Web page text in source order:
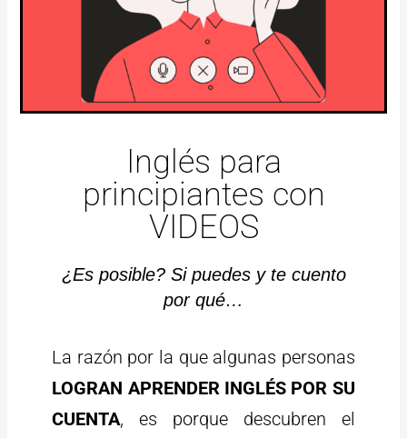
Inglés para
principiantes con
VIDEOS
¿Es posible? Si puedes y te cuento
por qué…
La razón por la que algunas personas
LOGRAN APRENDER INGLÉS POR SU
CUENTA, es porque descubren el